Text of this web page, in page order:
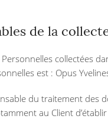
de la
collectées
est : Opus
du traitement des
au Client